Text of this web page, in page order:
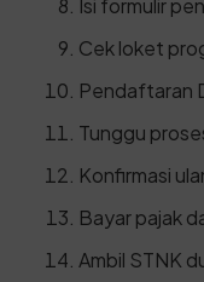
Isi formulir
Cek loket
Pendaftaran
Tunggu
Konfirmasi
Bayar pajak
Ambil STNK